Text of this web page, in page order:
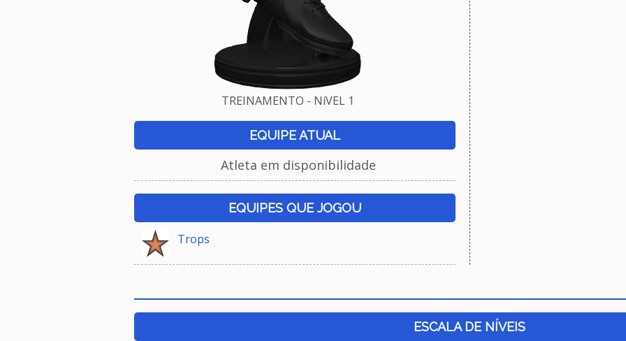
TREINAMENTO - NíVEL 1
EQUIPE ATUAL
Atleta em disponibilidade
EQUIPES QUE JOGOU
Trops
ESCALA DE NÍVEIS